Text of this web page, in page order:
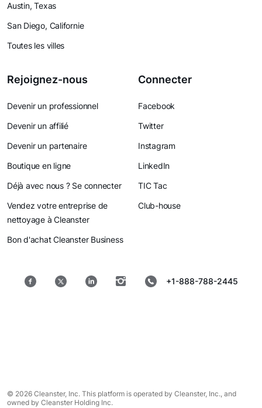
Austin, Texas
San Diego, Californie
Toutes les villes
Rejoignez-nous
Devenir un professionnel
Devenir un affilié
Devenir un partenaire
Boutique en ligne
Déjà avec nous ? Se connecter
Vendez votre entreprise de
nettoyage à Cleanster
Bon d'achat Cleanster Business
Connecter
Facebook
Twitter
Instagram
LinkedIn
TIC Tac
Club-house
+1-888-788-2445
© 2026 Cleanster, Inc. This platform is operated by Cleanster, Inc., and
owned by Cleanster Holding Inc.